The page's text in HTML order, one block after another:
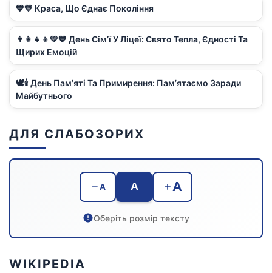
💙💛 Краса, Що Єднає Покоління
👨‍👩‍👧‍👦💛💙 День Сім’ї У Ліцеї: Свято Тепла, Єдності Та
Щирих Емоцій
🕊️🕯️ День Пам’яті Та Примирення: Пам’ятаємо Заради
Майбутнього
ДЛЯ СЛАБОЗОРИХ
A A A
Оберіть розмір тексту
WIKIPEDIA